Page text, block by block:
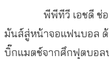
พีพีทีวี เอชดี ช่อง
มันส์สู่หน้าจอแฟนบอล ด้
บิ๊กแมตช์จากศึกฟุตบอล